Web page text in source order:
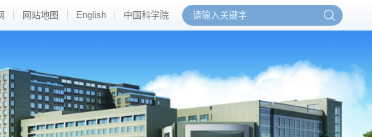
网站地图 English 中国科学院